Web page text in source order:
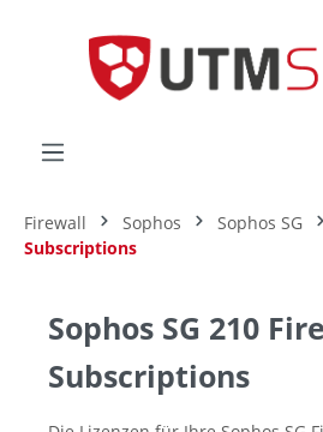
Firewall Sophos Sophos SG
Subscriptions
Sophos SG 210
Subscriptions